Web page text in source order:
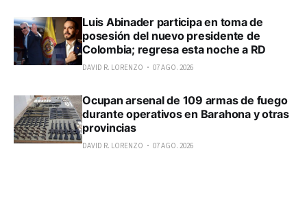
Luis Abinader participa en toma de
posesión del nuevo presidente de
Colombia; regresa esta noche a RD
DAVID R. LORENZO 07 AGO. 2026
Ocupan arsenal de 109 armas de fuego
durante operativos en Barahona y otras
provincias
DAVID R. LORENZO 07 AGO. 2026